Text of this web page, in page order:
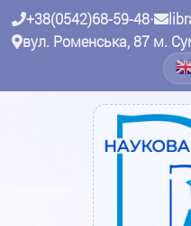
+38(0542)68-59-48•
вул. Роменська, 87 м.